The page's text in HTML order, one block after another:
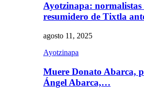
Ayotzinapa:
resumidero de Tixtla
agosto 11, 2025
Ayotzinapa
Muere Donato Abarca,
Ángel Abarca,…